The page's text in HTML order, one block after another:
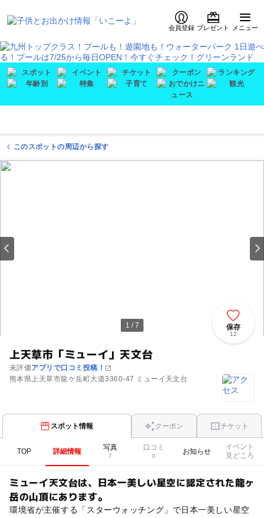
会員登録 プレゼント メニュー
このスポットの周辺から探す
1 / 7
上天草市「ミューイ」天文台
未評価アプリで口コミ投稿！
熊本県上天草市龍ケ岳町大道3360-47 ミューイ天文台
保存
12
スポット情報 クーポン チケット
TOP 詳細情報 写真
7
口コミ
0
お知らせ
イベント
見どころ
ミューイ天文台は、日本一美しい星空に認定された龍ヶ
岳の山頂にあります。
環境省が主催する「スターウォッチング」で日本一美しい星空